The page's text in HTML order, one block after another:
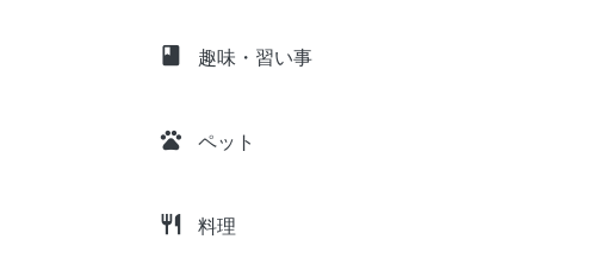
class 趣味・習い事
pets ペット
restaurant 料理